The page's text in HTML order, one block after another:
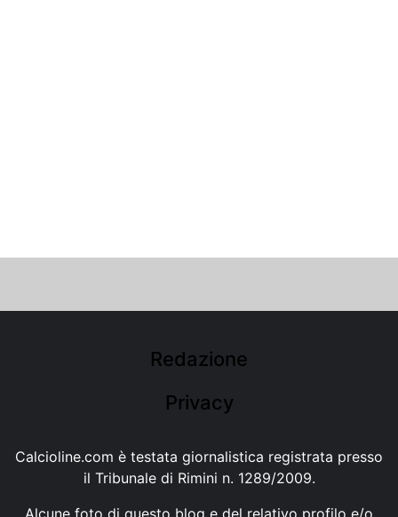
Redazione
Privacy
Calcioline.com è testata giornalistica registrata presso
il Tribunale di Rimini n. 1289/2009.